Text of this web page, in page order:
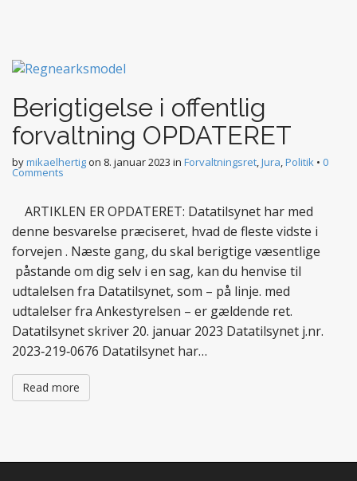
t
e
t
Berigtigelse i offentlig
forvaltning OPDATERET
bymikaelhertigon 8. januar 2023 in Forvaltningsret,Jura,Politik • 0
Comments
ARTIKLEN ER OPDATERET: Datatilsynet har med
denne besvarelse præciseret, hvad de fleste vidste i
forvejen . Næste gang, du skal berigtige væsentlige
påstande om dig selv i en sag, kan du henvise til
udtalelsen fra Datatilsynet, som – på linje. med
udtalelser fra Ankestyrelsen – er gældende ret.
Datatilsynet skriver 20. januar 2023 Datatilsynet j.nr.
2023‐219‐0676 Datatilsynet har…
Read more